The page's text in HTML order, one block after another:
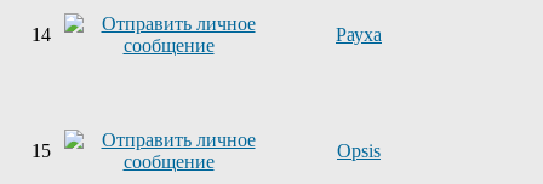
14 Рауха
15 Opsis